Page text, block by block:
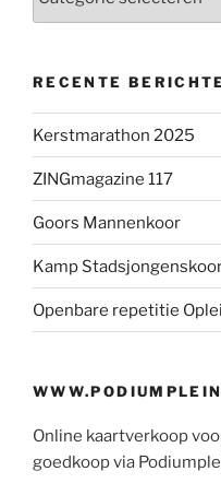
RECENTE
Kerstmarathon 2025
ZINGmagazine 117
Goors Mannenkoor
Kamp
Openbare repetitie
Online kaartverkoop
goedkoop via